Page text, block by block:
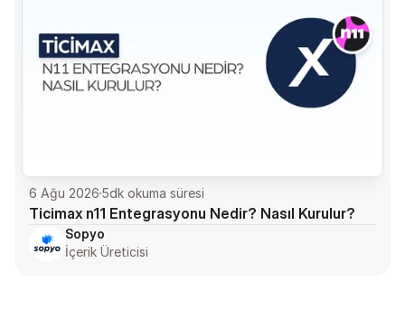
6 Ağu 2026 5dk okuma süresi
Ticimax n11 Entegrasyonu Nedir? Nasıl Kurulur?
Sopyo
İçerik Üreticisi